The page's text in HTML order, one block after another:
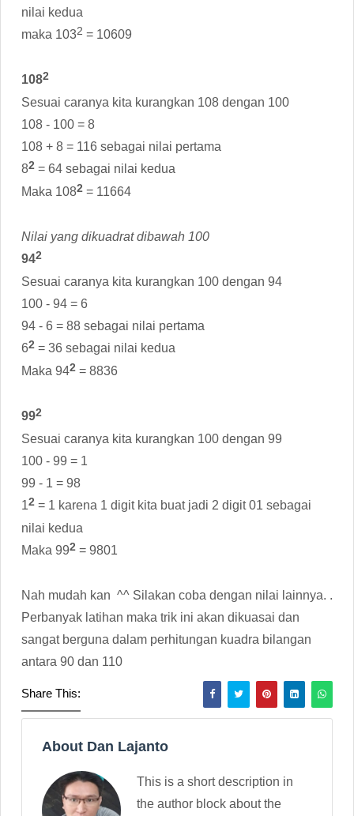
nilai kedua
maka 1032 = 10609
1082
Sesuai caranya kita kurangkan 108 dengan 100
108 - 100 = 8
108 + 8 = 116 sebagai nilai pertama
82 = 64 sebagai nilai kedua
Maka 1082 = 11664
Nilai yang dikuadrat dibawah 100
942
Sesuai caranya kita kurangkan 100 dengan 94
100 - 94 = 6
94 - 6 = 88 sebagai nilai pertama
62 = 36 sebagai nilai kedua
Maka 942 = 8836
992
Sesuai caranya kita kurangkan 100 dengan 99
100 - 99 = 1
99 - 1 = 98
12 = 1 karena 1 digit kita buat jadi 2 digit 01 sebagai
nilai kedua
Maka 992 = 9801
Nah mudah kan ^^ Silakan coba dengan nilai lainnya. .
Perbanyak latihan maka trik ini akan dikuasai dan
sangat berguna dalam perhitungan kuadra bilangan
antara 90 dan 110
Share This:
About Dan Lajanto
This is a short description in
the author block about the